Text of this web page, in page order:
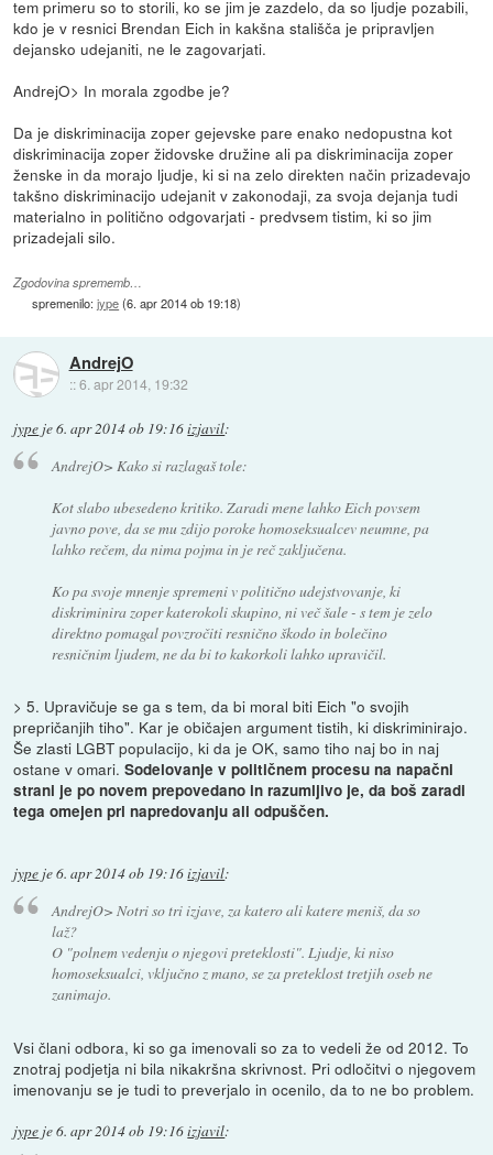
tem primeru so to storili, ko se jim je zazdelo, da so ljudje pozabili,
kdo je v resnici Brendan Eich in kakšna stališča je pripravljen
dejansko udejaniti, ne le zagovarjati.
AndrejO> In morala zgodbe je?
Da je diskriminacija zoper gejevske pare enako nedopustna kot
diskriminacija zoper židovske družine ali pa diskriminacija zoper
ženske in da morajo ljudje, ki si na zelo direkten način prizadevajo
takšno diskriminacijo udejanit v zakonodaji, za svoja dejanja tudi
materialno in politično odgovarjati - predvsem tistim, ki so jim
prizadejali silo.
Zgodovina sprememb…
spremenilo:jype(6. apr 2014 ob 19:18)
AndrejO
::6. apr 2014, 19:32
jype je6. apr 2014 ob 19:16izjavil:
AndrejO> Kako si razlagaš tole:
Kot slabo ubesedeno kritiko. Zaradi mene lahko Eich povsem
javno pove, da se mu zdijo poroke homoseksualcev neumne, pa
lahko rečem, da nima pojma in je reč zaključena.
Ko pa svoje mnenje spremeni v politično udejstvovanje, ki
diskriminira zoper katerokoli skupino, ni več šale - s tem je zelo
direktno pomagal povzročiti resnično škodo in bolečino
resničnim ljudem, ne da bi to kakorkoli lahko upravičil.
> 5. Upravičuje se ga s tem, da bi moral biti Eich "o svojih
prepričanjih tiho". Kar je običajen argument tistih, ki diskriminirajo.
Še zlasti LGBT populacijo, ki da je OK, samo tiho naj bo in naj
ostane v omari.Sodelovanje v političnem procesu na napačni
strani je po novem prepovedano in razumljivo je, da boš zaradi
tega omejen pri napredovanju ali odpuščen.
jype je6. apr 2014 ob 19:16izjavil:
AndrejO> Notri so tri izjave, za katero ali katere meniš, da so
laž?
O "polnem vedenju o njegovi preteklosti". Ljudje, ki niso
homoseksualci, vključno z mano, se za preteklost tretjih oseb ne
zanimajo.
Vsi člani odbora, ki so ga imenovali so za to vedeli že od 2012. To
znotraj podjetja ni bila nikakršna skrivnost. Pri odločitvi o njegovem
imenovanju se je tudi to preverjalo in ocenilo, da to ne bo problem.
jype je6. apr 2014 ob 19:16izjavil: